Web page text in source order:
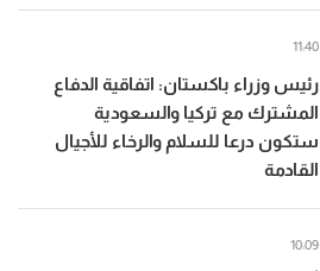
رئيس وزراء باكستان: اتفاقية الدفاع
المشترك مع تركيا والسعودية
ستكون درعا للسلام والرخاء للأجيال
القادمة
11:40
10:09